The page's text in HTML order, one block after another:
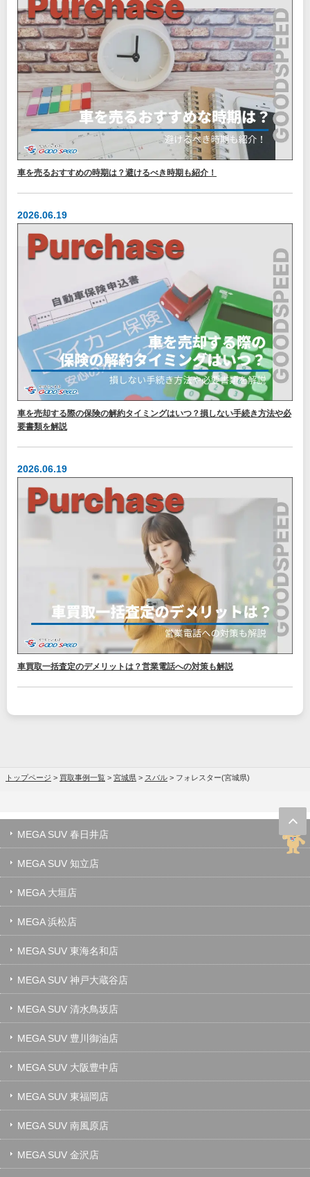
車を売るおすすめの時期は？避けるべき時期も紹介！
2026.06.19
車を売却する際の保険の解約タイミングはいつ？損しない手続き方法や必
要書類を解説
2026.06.19
車買取一括査定のデメリットは？営業電話への対策も解説
トップページ > 買取事例一覧 > 宮城県 > スバル > フォレスター(宮城県)
MEGA SUV 春日井店
MEGA SUV 知立店
MEGA 大垣店
MEGA 浜松店
MEGA SUV 東海名和店
MEGA SUV 神戸大蔵谷店
MEGA SUV 清水鳥坂店
MEGA SUV 豊川御油店
MEGA SUV 大阪豊中店
MEGA SUV 東福岡店
MEGA SUV 南風原店
MEGA SUV 金沢店